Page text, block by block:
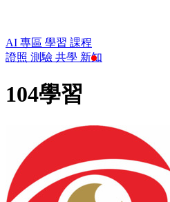
AI 專區 學習 課程
證照 測驗 共學 新知
104學習